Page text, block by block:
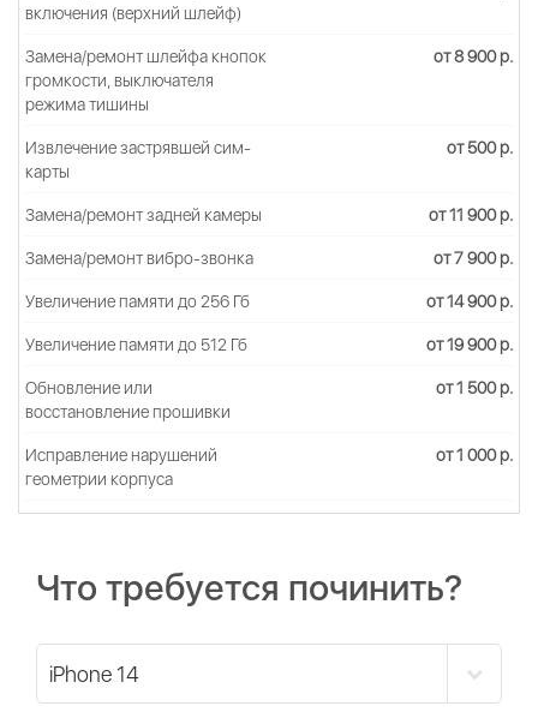
включения (верхний шлейф)
Замена/ремонт шлейфа кнопок
громкости, выключателя
режима тишины
от 8 900 р.
Извлечение застрявшей сим-
карты
от 500 р.
Замена/ремонт задней камеры от 11 900 р.
Замена/ремонт вибро-звонка от 7 900 р.
Увеличение памяти до 256 Гб от 14 900 р.
Увеличение памяти до 512 Гб от 19 900 р.
Обновление или
восстановление прошивки
от 1 500 р.
Исправление нарушений
геометрии корпуса
от 1 000 р.
Что требуется починить?